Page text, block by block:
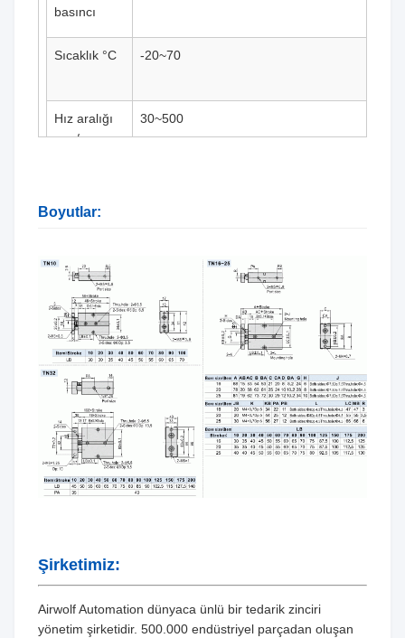
basıncı
Sıcaklık °C -20~70
Hız aralığı
mm/sn
30~500
toleransı
Yastık tipi Tampon
Dönmeyen
tolerans
[Not1]
±0,3°
Bağlantı
noktası
boyutu
M5 × 0,8
Boyutlar:
Şirketimiz:
Airwolf Automation dünyaca ünlü bir tedarik zinciri
yönetim şirketidir. 500.000 endüstriyel parçadan oluşan